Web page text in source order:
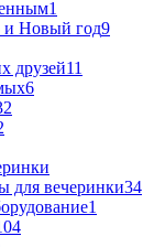
1
и Новый год9
друзей11
6
для вечеринки34
1